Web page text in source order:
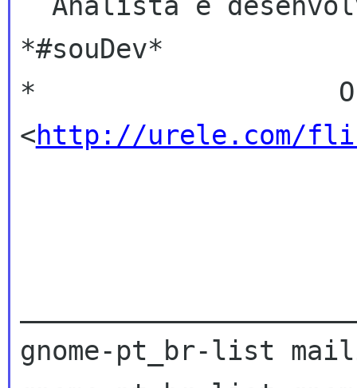
*#souDev*
*
<http://urele.com/
gnome-pt_br-list